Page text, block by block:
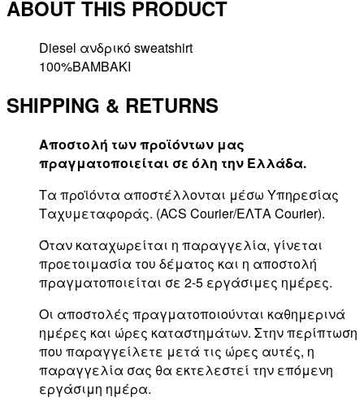
ABOUT THIS PRODUCT
Diesel ανδρικό sweatshirt
100%ΒΑΜΒΑΚΙ
SHIPPING & RETURNS
Αποστολή των προϊόντων μας
πραγματοποιείται σε όλη την Ελλάδα.
Τα προϊόντα αποστέλλονται μέσω Υπηρεσίας
Ταχυμεταφοράς. (ACS Courier/ΕΛΤΑ Courier).
Όταν καταχωρείται η παραγγελία, γίνεται
προετοιμασία του δέματος και η αποστολή
πραγματοποιείται σε 2-5 εργάσιμες ημέρες.
Οι αποστολές πραγματοποιούνται καθημερινά
ημέρες και ώρες καταστημάτων. Στην περίπτωση
που παραγγείλετε μετά τις ώρες αυτές, η
παραγγελία σας θα εκτελεστεί την επόμενη
εργάσιμη ημέρα.